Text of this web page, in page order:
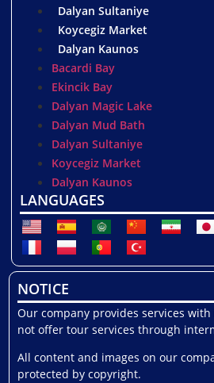
Dalyan Sultaniye
Koycegiz Market
Dalyan Kaunos
Bacardi Bay
Ekincik Bay
Dalyan Magic Lake
Dalyan Mud Bath
Dalyan Sultaniye
Koycegiz Market
Dalyan Kaunos
LANGUAGES
NOTICE
Our company provides services
not offer tour services through
All content and images on our
protected by copyright.